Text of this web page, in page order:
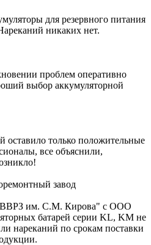
для резервного питания
никаких нет.
проблем оперативно
выбор аккумуляторной
оставило только положительные
все объяснили,
завод
им. С.М. Кирова" с ООО
батарей серии KL, KM не
нареканий по срокам поставки